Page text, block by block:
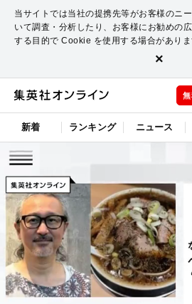
当サイトでは当社の提携先等がお客様のニ
いて調査・分析したり、お客様にお勧めの
する目的で Cookie を使用する場合がありま
×
新着 ランキング ニュース